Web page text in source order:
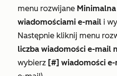
menu rozwijane
wiadomościami e-mail i
Następnie kliknij menu
liczba wiadomości e-mail
wybierz [#] wiadomości